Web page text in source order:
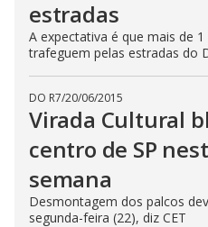
estradas
A expectativa é que mais de
trafeguem pelas estradas do
DO R7/20/06/2015
Virada Cultural
centro de SP
semana
Desmontagem dos palcos
segunda-feira (22), diz CET